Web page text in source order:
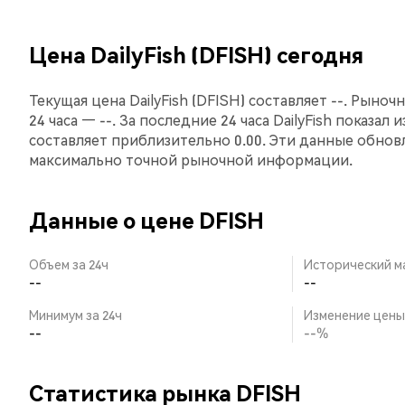
Цена DailyFish (DFISH) сегодня
Текущая цена DailyFish (DFISH) составляет --.
24 часа — --. За последние 24 часа DailyFish показал
составляет приблизительно 0.00. Эти данные
максимально точной рыночной информации.
Данные о цене DFISH
Объем за 24ч
--
Исторический
--
Минимум за 24ч
--
Изменение цены
--%
Статистика рынка DFISH